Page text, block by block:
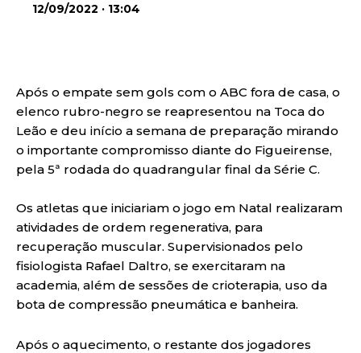
12/09/2022 · 13:04
Após o empate sem gols com o ABC fora de casa, o
elenco rubro-negro se reapresentou na Toca do
Leão e deu início a semana de preparação mirando
o importante compromisso diante do Figueirense,
pela 5ª rodada do quadrangular final da Série C.
Os atletas que iniciariam o jogo em Natal realizaram
atividades de ordem regenerativa, para
recuperação muscular. Supervisionados pelo
fisiologista Rafael Daltro, se exercitaram na
academia, além de sessões de crioterapia, uso da
bota de compressão pneumática e banheira.
Após o aquecimento, o restante dos jogadores